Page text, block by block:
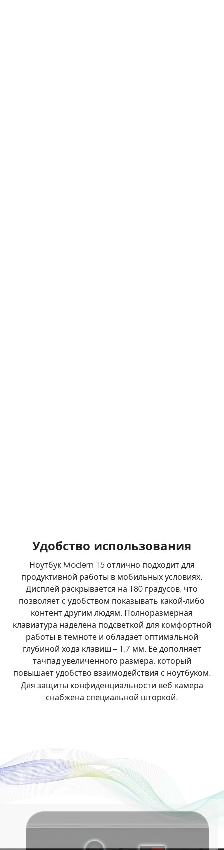
Удобство использования
Ноутбук Modern 15 отлично подходит для
продуктивной работы в мобильных условиях.
Дисплей раскрывается на 180 градусов, что
позволяет с удобством показывать какой-либо
контент другим людям. Полноразмерная
клавиатура наделена подсветкой для комфортной
работы в темноте и обладает оптимальной
глубиной хода клавиш – 1,7 мм. Ее дополняет
тачпад увеличенного размера, который
повышает удобство взаимодействия с ноутбуком.
Для защиты конфиденциальности веб-камера
снабжена специальной шторкой.